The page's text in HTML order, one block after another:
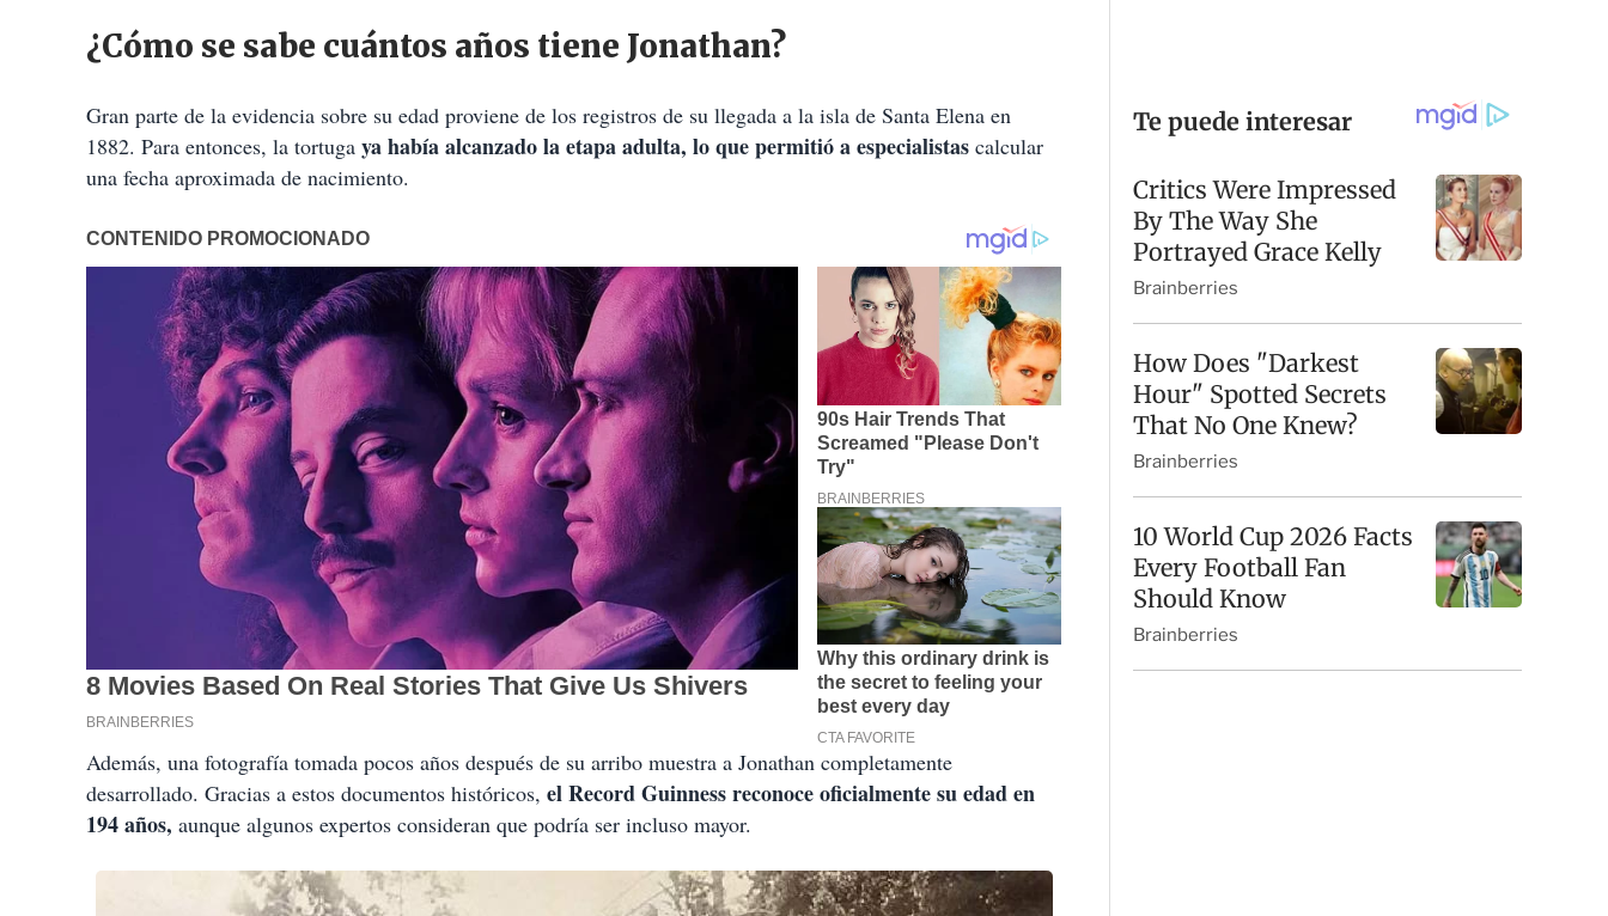
¿Cómo se sabe cuántos años tiene Jonathan?
Gran parte de la evidencia sobre su edad proviene de los registros de su llegada a la isla de Santa Elena en
1882. Para entonces, la tortuga ya había alcanzado la etapa adulta, lo que permitió a especialistas calcular
una fecha aproximada de nacimiento.
Además, una fotografía tomada pocos años después de su arribo muestra a Jonathan completamente
desarrollado. Gracias a estos documentos históricos, el Record Guinness reconoce oficialmente su edad en
194 años, aunque algunos expertos consideran que podría ser incluso mayor.